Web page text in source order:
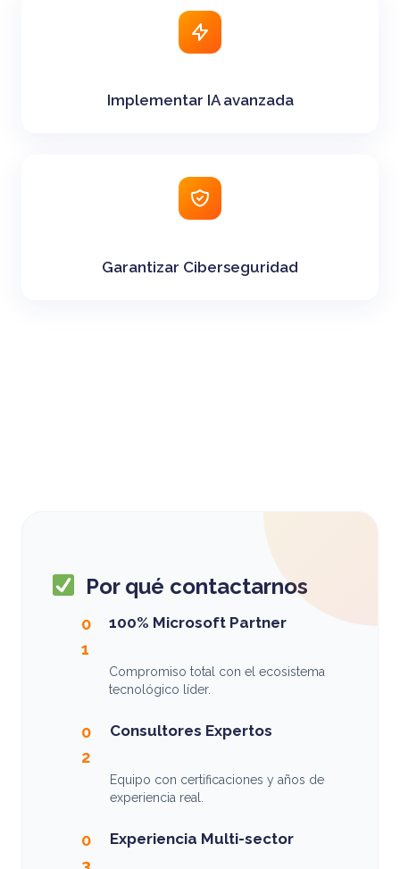
Implementar IA avanzada
Garantizar Ciberseguridad
Por qué contactarnos
0
1
100% Microsoft Partner
Compromiso total con el ecosistema
tecnológico líder.
0
2
Consultores Expertos
Equipo con certificaciones y años de
experiencia real.
0
3
Experiencia Multi-sector